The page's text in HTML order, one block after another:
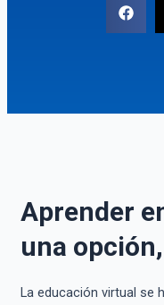
Aprender
una
La educación virtual se